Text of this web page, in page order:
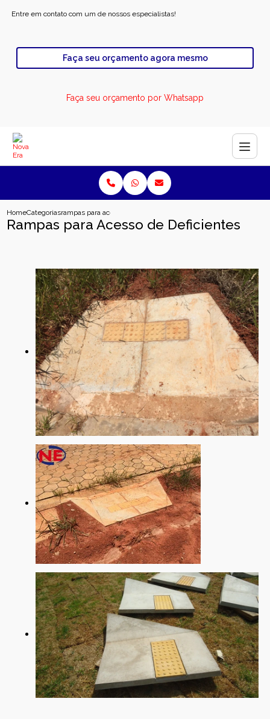
Entre em contato com um de nossos especialistas!
Faça seu orçamento agora mesmo
Faça seu orçamento por Whatsapp
HomeCategoriasrampas para acesso de deficientes
Rampas para Acesso de Deficientes